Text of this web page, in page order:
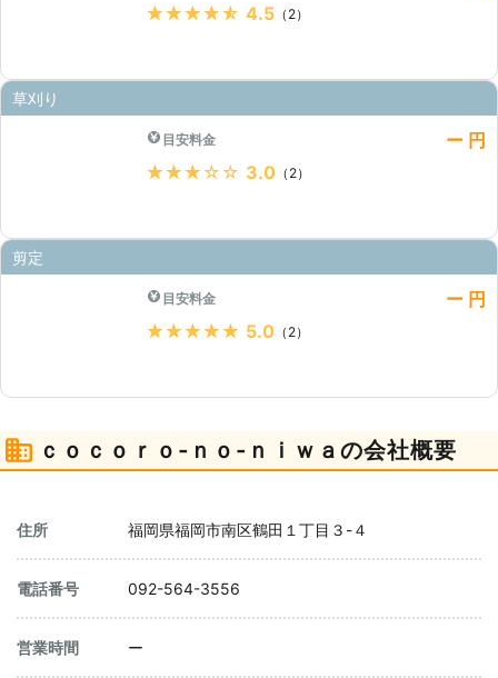
★★★★★ 4.5 （2）
草刈り
目安料金
ー 円
★★★★★ 3.0 （2）
剪定
目安料金
ー 円
★★★★★ 5.0 （2）
ｃｏｃｏｒｏ‐ｎｏ‐ｎｉｗａの会社概要
住所 福岡県福岡市南区鶴田１丁目３-４
電話番号 092-564-3556
営業時間 ー